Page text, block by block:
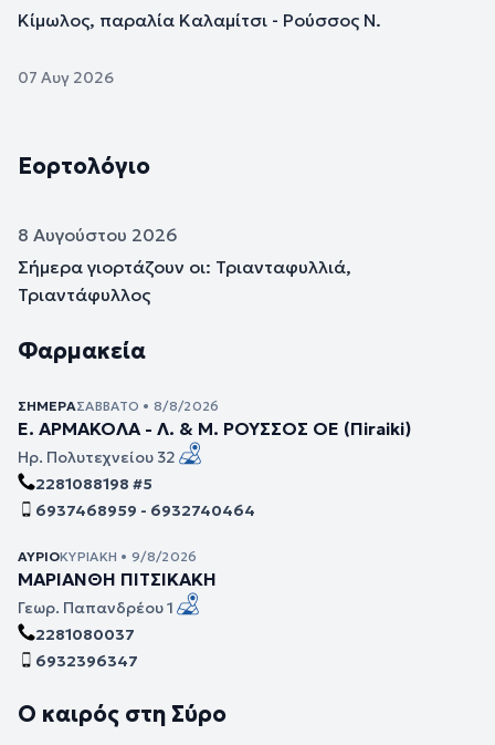
Κίμωλος, παραλία Καλαμίτσι - Ρούσσος Ν.
07 Αυγ 2026
Εορτολόγιο
8 Αυγούστου 2026
Σήμερα γιορτάζουν οι: Τριανταφυλλιά,
Τριαντάφυλλος
Φαρμακεία
ΣΉΜΕΡΑΣΆΒΒΑΤΟ • 8/8/2026
Ε. ΑΡΜΑΚΟΛΑ - Λ. & Μ. ΡΟΥΣΣΟΣ ΟΕ (Πiraiki)
Ηρ. Πολυτεχνείου 32
2281088198 #5
6937468959 - 6932740464
ΑΎΡΙΟΚΥΡΙΑΚΉ • 9/8/2026
ΜΑΡΙΑΝΘΗ ΠΙΤΣΙΚΑΚΗ
Γεωρ. Παπανδρέου 1
2281080037
6932396347
Ο καιρός στη Σύρο